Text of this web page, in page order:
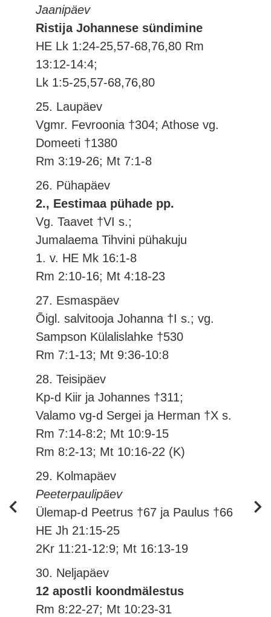
Jaanipäev
Ristija Johannese sündimine
HE Lk 1:24-25,57-68,76,80 Rm
13:12-14:4;
Lk 1:5-25,57-68,76,80
25. Laupäev
Vgmr. Fevroonia †304; Athose vg.
Domeeti †1380
Rm 3:19-26; Mt 7:1-8
26. Pühapäev
2., Eestimaa pühade pp.
Vg. Taavet †VI s.;
Jumalaema Tihvini pühakuju
1. v. HE Mk 16:1-8
Rm 2:10-16; Mt 4:18-23
27. Esmaspäev
Õigl. salvitooja Johanna †I s.; vg.
Sampson Külalislahke †530
Rm 7:1-13; Mt 9:36-10:8
28. Teisipäev
Kp-d Kiir ja Johannes †311;
Valamo vg-d Sergei ja Herman †X s.
Rm 7:14-8:2; Mt 10:9-15
Rm 8:2-13; Mt 10:16-22 (K)
29. Kolmapäev
Peeterpaulipäev
Ülemap-d Peetrus †67 ja Paulus †66
HE Jh 21:15-25
2Kr 11:21-12:9; Mt 16:13-19
30. Neljapäev
12 apostli koondmälestus
Rm 8:22-27; Mt 10:23-31